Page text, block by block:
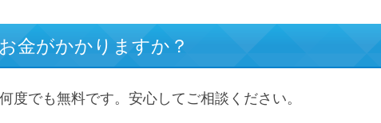
金がかかりますか？
度でも無料です。安心してご相談ください。